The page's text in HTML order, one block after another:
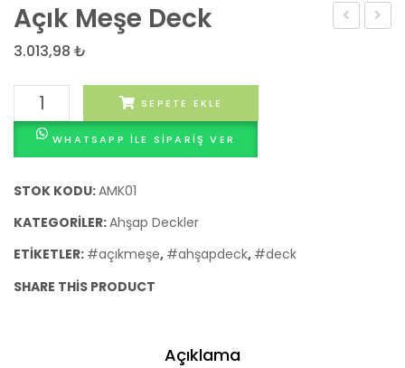
Açık Meşe Deck
3.013,98 ₺
Meşe
Deck
SEPETE EKLE
WHATSAPP ILE SIPARIŞ VER
STOK KODU:AMK01
KATEGORILER:Ahşap Deckler
ETIKETLER: #açıkmeşe, #ahşapdeck, #deck
SHARE THIS PRODUCT
Açıklama